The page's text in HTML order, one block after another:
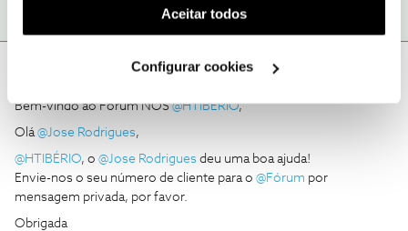
(cookies de publicidade personalizada). Pode gerir a
utilização dos cookies clicando em "Configurar
Aceitar todos
Configurar cookies Forum|Forum|4 years ago
Bem-vindo ao Fórum NOS@HTIBÉRIO,
Olá@Jose Rodrigues,
@HTIBÉRIO, o @Jose Rodrigues deu uma boa ajuda!
Envie-nos o seu número de cliente para o @Fórum por
mensagem privada, por favor.
Obrigada